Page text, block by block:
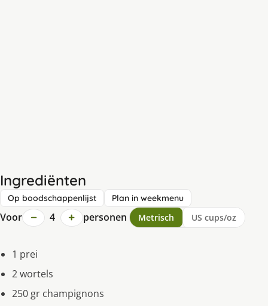
Ingrediënten
Op boodschappenlijst Plan in weekmenu
Voor − 4 + personen Metrisch US cups/oz
1 prei
2 wortels
250 gr champignons